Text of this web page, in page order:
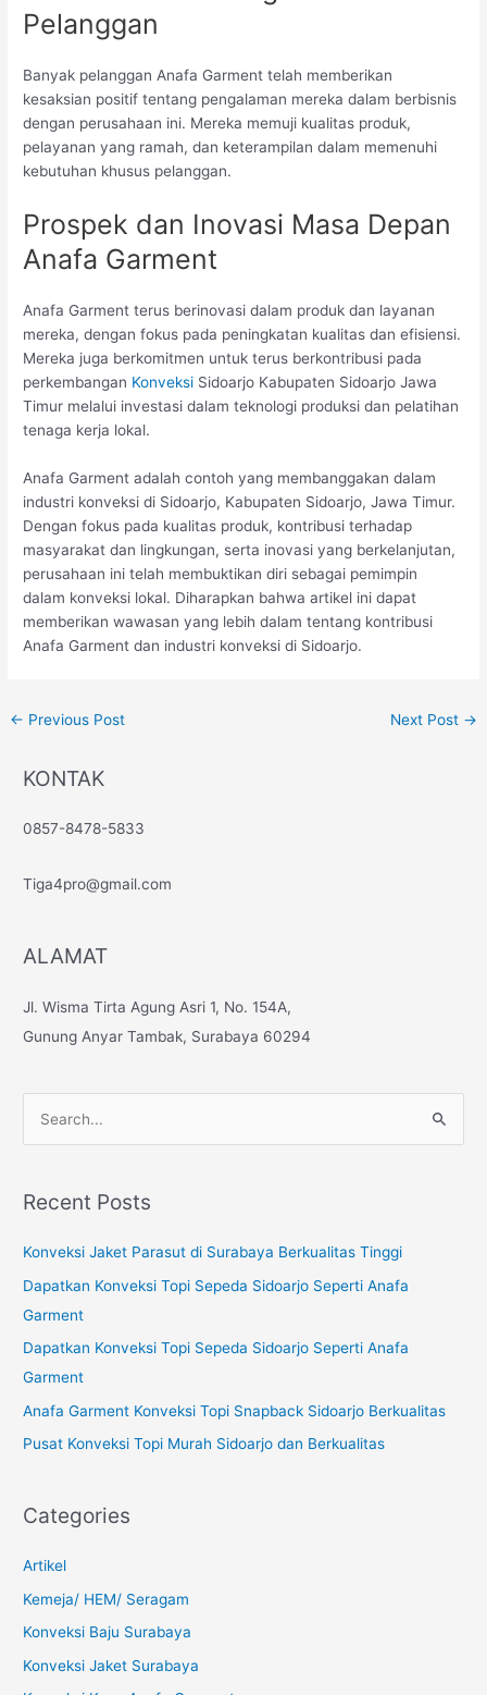
Pelanggan
Banyak pelanggan Anafa Garment telah memberikan
kesaksian positif tentang pengalaman mereka dalam berbisnis
dengan perusahaan ini. Mereka memuji kualitas produk,
pelayanan yang ramah, dan keterampilan dalam memenuhi
kebutuhan khusus pelanggan.
Prospek dan Inovasi Masa Depan
Anafa Garment
Anafa Garment terus berinovasi dalam produk dan layanan
mereka, dengan fokus pada peningkatan kualitas dan efisiensi.
Mereka juga berkomitmen untuk terus berkontribusi pada
perkembangan Konveksi Sidoarjo Kabupaten Sidoarjo Jawa
Timur melalui investasi dalam teknologi produksi dan pelatihan
tenaga kerja lokal.
Anafa Garment adalah contoh yang membanggakan dalam
industri konveksi di Sidoarjo, Kabupaten Sidoarjo, Jawa Timur.
Dengan fokus pada kualitas produk, kontribusi terhadap
masyarakat dan lingkungan, serta inovasi yang berkelanjutan,
perusahaan ini telah membuktikan diri sebagai pemimpin
dalam konveksi lokal. Diharapkan bahwa artikel ini dapat
memberikan wawasan yang lebih dalam tentang kontribusi
Anafa Garment dan industri konveksi di Sidoarjo.
← Previous Post Next Post →
KONTAK
0857-8478-5833
Tiga4pro@gmail.com
ALAMAT
Jl. Wisma Tirta Agung Asri 1, No. 154A,
Gunung Anyar Tambak, Surabaya 60294
r
r
:
Recent Posts
Konveksi Jaket Parasut di Surabaya Berkualitas Tinggi
Dapatkan Konveksi Topi Sepeda Sidoarjo Seperti Anafa
Garment
Dapatkan Konveksi Topi Sepeda Sidoarjo Seperti Anafa
Garment
Anafa Garment Konveksi Topi Snapback Sidoarjo Berkualitas
Pusat Konveksi Topi Murah Sidoarjo dan Berkualitas
Categories
Artikel
Kemeja/ HEM/ Seragam
Konveksi Baju Surabaya
Konveksi Jaket Surabaya